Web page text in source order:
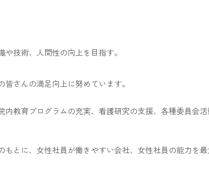
技術、人間性の向上を目指す。
さんの満足向上に努めています。
教育プログラムの充実、看護研究の支援、各種委員会
とに、女性社員が働きやすい会社、女性社員の能力を